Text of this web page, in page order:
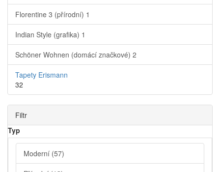
Florentine 3 (přírodní) 1
Indian Style (grafika) 1
Schöner Wohnen (domácí značkové) 2
Tapety Erismann
32
Filtr
Typ
Moderní (57)